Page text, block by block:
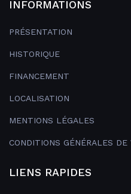
INFORMATIONS
PRÉSENTATION
HISTORIQUE
FINANCEMENT
LOCALISATION
MENTIONS LÉGALES
CONDITIONS GÉNÉRALES DE
LIENS RAPIDES